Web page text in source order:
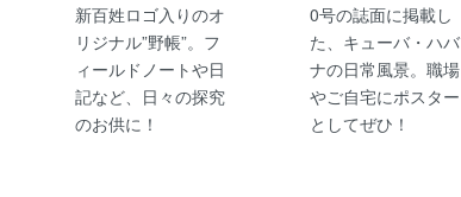
新百姓ロゴ入りのオ
リジナル”野帳”。フ
ィールドノートや日
記など、日々の探究
のお供に！
0号の誌面に掲載し
た、キューバ・ハバ
ナの日常風景。職場
やご自宅にポスター
としてぜひ！